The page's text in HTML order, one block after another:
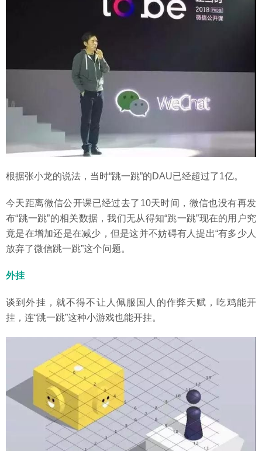
根据张小龙的说法，当时“跳一跳”的DAU已经超过了1亿。
今天距离微信公开课已经过去了10天时间，微信也没有再发
布“跳一跳”的相关数据，我们无从得知“跳一跳”现在的用户究
竟是在增加还是在减少，但是这并不妨碍有人提出“有多少人
放弃了微信跳一跳”这个问题。
外挂
谈到外挂，就不得不让人佩服国人的作弊天赋，吃鸡能开
挂，连“跳一跳”这种小游戏也能开挂。